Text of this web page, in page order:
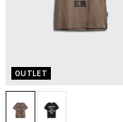
OUTLET